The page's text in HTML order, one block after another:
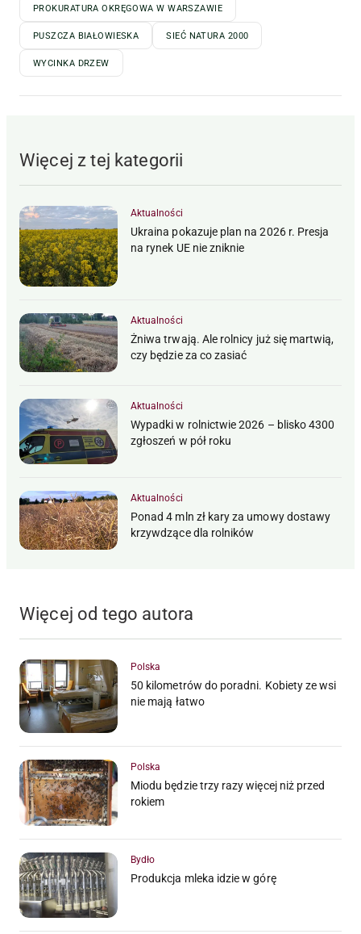
PROKURATURA OKRĘGOWA W WARSZAWIE
PUSZCZA BIAŁOWIESKA SIEĆ NATURA 2000
WYCINKA DRZEW
Więcej z tej kategorii
Aktualności
Ukraina pokazuje plan na 2026 r. Presja
na rynek UE nie zniknie
Aktualności
Żniwa trwają. Ale rolnicy już się martwią,
czy będzie za co zasiać
Aktualności
Wypadki w rolnictwie 2026 – blisko 4300
zgłoszeń w pół roku
Aktualności
Ponad 4 mln zł kary za umowy dostawy
krzywdzące dla rolników
Więcej od tego autora
Polska
50 kilometrów do poradni. Kobiety ze wsi
nie mają łatwo
Polska
Miodu będzie trzy razy więcej niż przed
rokiem
Bydło
Produkcja mleka idzie w górę